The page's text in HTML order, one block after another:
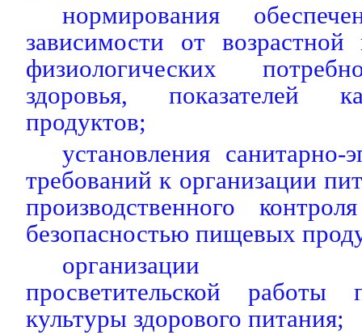
нормирования
зависимости от
физиологических
здоровья, показателей
продуктов;
установления санитарно-
требований к организации
производственного
безопасностью пищевых
организации
просветительской
культуры здорового питания;